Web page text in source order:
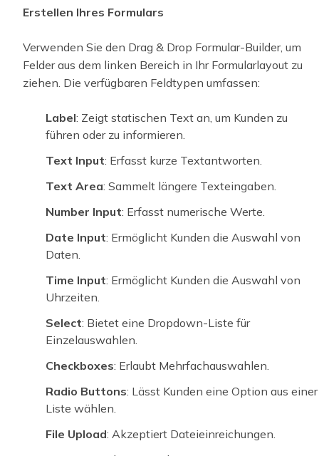
Erstellen Ihres Formulars
Verwenden Sie den Drag & Drop Formular-Builder, um
Felder aus dem linken Bereich in Ihr Formularlayout zu
ziehen. Die verfügbaren Feldtypen umfassen:
Label: Zeigt statischen Text an, um Kunden zu
führen oder zu informieren.
Text Input: Erfasst kurze Textantworten.
Text Area: Sammelt längere Texteingaben.
Number Input: Erfasst numerische Werte.
Date Input: Ermöglicht Kunden die Auswahl von
Daten.
Time Input: Ermöglicht Kunden die Auswahl von
Uhrzeiten.
Select: Bietet eine Dropdown-Liste für
Einzelauswahlen.
Checkboxes: Erlaubt Mehrfachauswahlen.
Radio Buttons: Lässt Kunden eine Option aus einer
Liste wählen.
File Upload: Akzeptiert Dateieinreichungen.